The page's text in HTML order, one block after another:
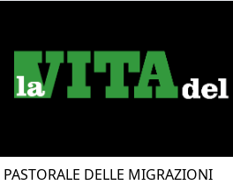
PASTORALE DELLE MIGRAZIONI